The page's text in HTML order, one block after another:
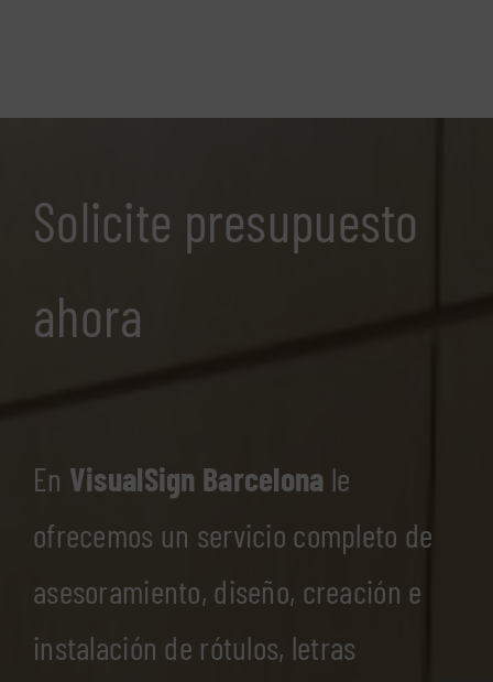
Solicite presupuesto
ahora
En VisualSign Barcelona le
ofrecemos un servicio completo de
asesoramiento, diseño, creación e
instalación de rótulos, letras